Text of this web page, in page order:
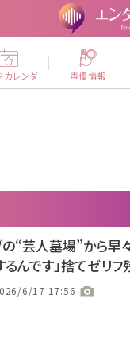
カレンダー 声優情報
の“芸人墓場”から
んです」捨てゼリフ
6/17 17:56